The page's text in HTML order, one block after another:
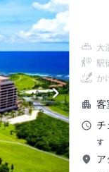
大
駅
か
客
チ
す
ア